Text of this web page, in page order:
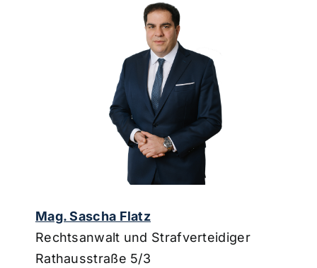
Mag. Sascha Flatz
Rechtsanwalt und Strafverteidiger
Rathausstraße 5/3